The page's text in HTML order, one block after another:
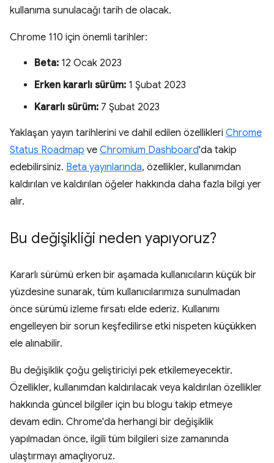
kullanıma sunulacağı tarih de olacak.
Chrome 110 için önemli tarihler:
Beta: 12 Ocak 2023
Erken kararlı sürüm: 1 Şubat 2023
Kararlı sürüm: 7 Şubat 2023
Yaklaşan yayın tarihlerini ve dahil edilen özellikleri Chrome
Status Roadmap ve Chromium Dashboard'da takip
edebilirsiniz. Beta yayınlarında, özellikler, kullanımdan
kaldırılan ve kaldırılan öğeler hakkında daha fazla bilgi yer
alır.
Bu değişikliği neden yapıyoruz?
Kararlı sürümü erken bir aşamada kullanıcıların küçük bir
yüzdesine sunarak, tüm kullanıcılarımıza sunulmadan
önce sürümü izleme fırsatı elde ederiz. Kullanımı
engelleyen bir sorun keşfedilirse etki nispeten küçükken
ele alınabilir.
Bu değişiklik çoğu geliştiriciyi pek etkilemeyecektir.
Özellikler, kullanımdan kaldırılacak veya kaldırılan özellikler
hakkında güncel bilgiler için bu blogu takip etmeye
devam edin. Chrome'da herhangi bir değişiklik
yapılmadan önce, ilgili tüm bilgileri size zamanında
ulaştırmayı amaçlıyoruz.